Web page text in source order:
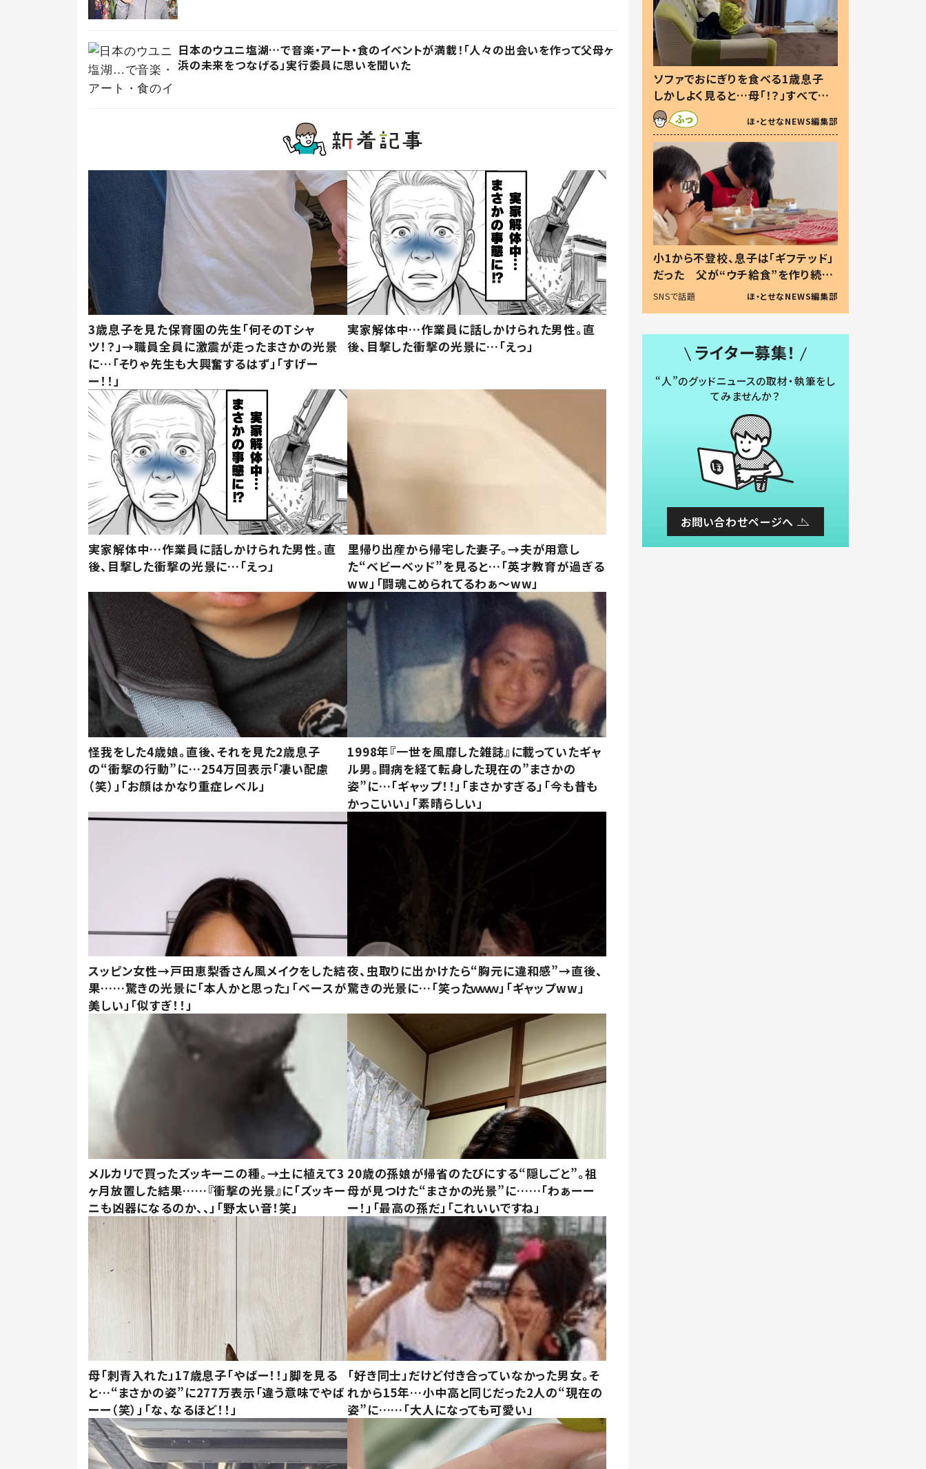
日本のウユニ塩湖…で音楽・アート・食のイベントが満載！「人々の出会いを作って父母ヶ
浜の未来をつなげる」実行委員に思いを聞いた
3歳息子を見た保育園の先生「何そのTシャ
ツ！？」→職員全員に激震が走ったまさかの光景
に…「そりゃ先生も大興奮するはず」「すげー
ー！！」
実家解体中…作業員に話しかけられた男性。直
後、目撃した衝撃の光景に…「えっ」
実家解体中…作業員に話しかけられた男性。直
後、目撃した衝撃の光景に…「えっ」
里帰り出産から帰宅した妻子。→夫が用意し
た“ベビーベッド”を見ると…「英才教育が過ぎる
ww」「闘魂こめられてるわぁ～ww」
怪我をした4歳娘。直後、それを見た2歳息子
の“衝撃の行動”に…254万回表示「凄い配慮
（笑）」「お顔はかなり重症レベル」
1998年『一世を風靡した雑誌』に載っていたギャ
ル男。闘病を経て転身した現在の”まさかの
姿”に…「ギャップ！！」「まさかすぎる」「今も昔も
かっこいい」「素晴らしい」
スッピン女性→戸田恵梨香さん風メイクをした結
果……驚きの光景に「本人かと思った」「ベースが
美しい」「似すぎ！！」
夜、虫取りに出かけたら“胸元に違和感”→直後、
驚きの光景に…「笑ったｗｗｗ」「ギャップww」
メルカリで買ったズッキーニの種。→土に植えて3
ヶ月放置した結果……『衝撃の光景』に「ズッキー
ニも凶器になるのか、、」「野太い音！笑」
20歳の孫娘が帰省のたびにする“隠しごと”。祖
母が見つけた“まさかの光景”に……「わぁーー
ー！」「最高の孫だ」「これいいですね」
母「刺青入れた」17歳息子「やばー！！」脚を見る
と…“まさかの姿”に277万表示「違う意味でやば
ーー（笑）」「な、なるほど！！」
「好き同士」だけど付き合っていなかった男女。そ
れから15年…小中高と同じだった2人の“現在の
姿”に……「大人になっても可愛い」
ソファでおにぎりを食べる1歳息子
しかしよく見ると…母「！？」すべてを
察した母の投稿に「可愛いから許
す！」「現行犯〜」
ほ・とせなNEWS編集部
小1から不登校、息子は「ギフテッド」
だった 父が“ウチ給食”を作り続け
る理由とは #令和の親 #令和の子
SNSで話題 ほ・とせなNEWS編集部
ライター募集！
“人”のグッドニュースの取材・執筆をし
てみませんか？
お問い合わせページへ